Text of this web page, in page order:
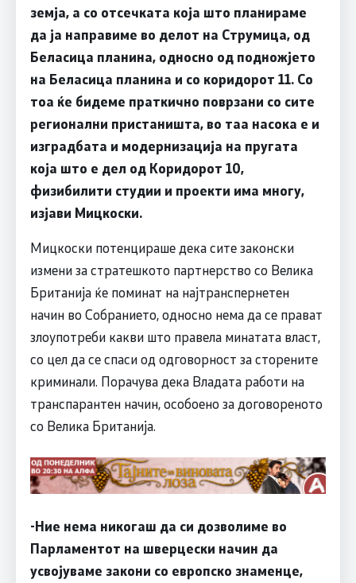
земја, а со отсечката која што планираме
да ја направиме во делот на Струмица, од
Беласица планина, односно од подножјето
на Беласица планина и со коридорот 11. Со
тоа ќе бидеме праткично поврзани со сите
регионални пристаништа, во таа насока е и
изградбата и модернизација на пругата
која што е дел од Коридорот 10,
физибилити студии и проекти има многу,
изјави Мицкоски.
Мицкоски потенцираше дека сите законски
измени за стратешкото партнерство со Велика
Британија ќе поминат на најтранспернетен
начин во Собранието, односно нема да се прават
злоупотреби какви што правела минатата власт,
со цел да се спаси од одговорност за сторените
криминали. Порачува дека Владата работи на
транспарантен начин, особоено за договореното
со Велика Британија.
-Ние нема никогаш да си дозволиме во
Парламентот на шверцески начин да
усвојуваме закони со европско знаменце,